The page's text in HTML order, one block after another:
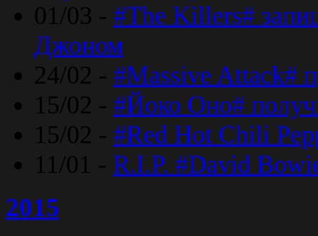
01/03 - #The Killers#
Джоном
24/02 - #Massive Attack#
15/02 - #Йоко Оно#
15/02 - #Red Hot Chili
11/01 - R.I.P. #David
2015